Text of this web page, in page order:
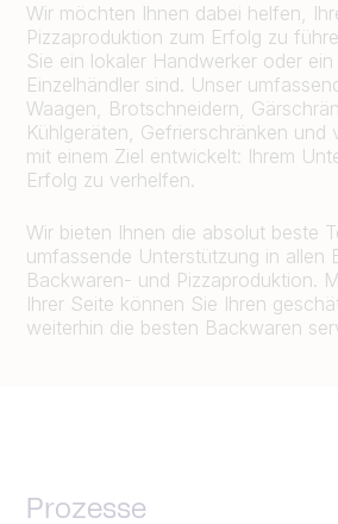
Wir möchten Ihnen dabei helfen,
Pizzaproduktion zum Erfolg zu
Sie ein lokaler Handwerker oder
Einzelhändler sind. Unser
Waagen, Brotschneidern,
Kühlgeräten, Gefrierschränken und
mit einem Ziel entwickelt: Ihrem
Erfolg zu verhelfen.
Wir bieten Ihnen die absolut beste
umfassende Unterstützung in allen
Backwaren- und Pizzaproduktion.
Ihrer Seite können Sie Ihren
weiterhin die besten Backwaren
Prozesse